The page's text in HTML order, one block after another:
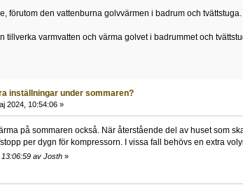
förutom den vattenburna golvvärmen i badrum och tvättstuga.
tillverka varmvatten och värma golvet i badrummet och
inställningar under sommaren?
2024, 10:54:06 »
på sommaren också. När återstående del av huset som
per dygn för kompressorn. I vissa fall behövs en extra
av Josth»